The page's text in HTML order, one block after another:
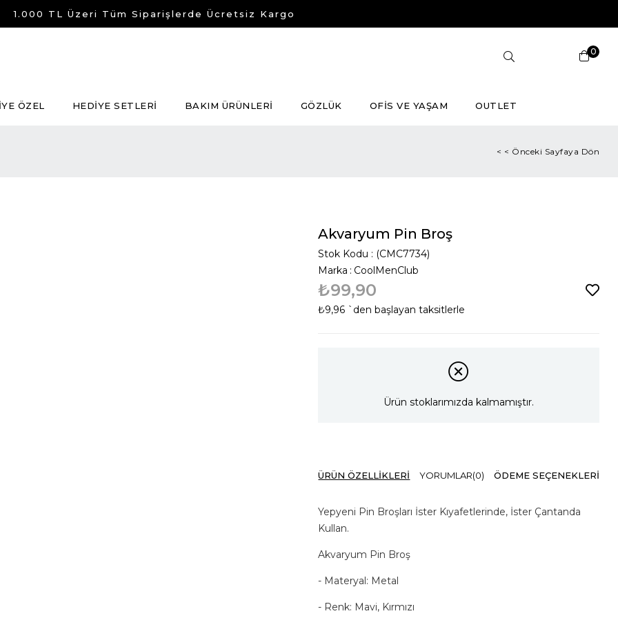
1.000 TL Üzeri Tüm Siparişlerde Ücretsiz Kargo
0
ÖZEL HEDİYE SETLERİ BAKIM ÜRÜNLERİ GÖZLÜK OFİS VE YAŞAM OUTLET
< < Önceki Sayfaya Dön
Akvaryum Pin Broş
Stok Kodu
(CMC7734)
Marka : CoolMenClub
₺99,90
₺9,96 `den başlayan taksitlerle
Ürün stoklarımızda kalmamıştır.
ÜRÜN ÖZELLIKLERI YORUMLAR(0) ÖDEME SEÇENEKLERI
Yepyeni Pin Broşları İster Kıyafetlerinde, İster Çantanda
Kullan.
Akvaryum Pin Broş
- Materyal: Metal
- Renk: Mavi, Kırmızı